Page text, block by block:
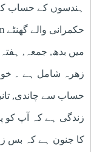
ہندسوں کے حساب کے
میں بدھ, جمعہ,
زھرہ شامل ہے ۔
حساب سے چاندی,
زندگی ہے کہ آپ کو
کا جنون ہے کہ بس